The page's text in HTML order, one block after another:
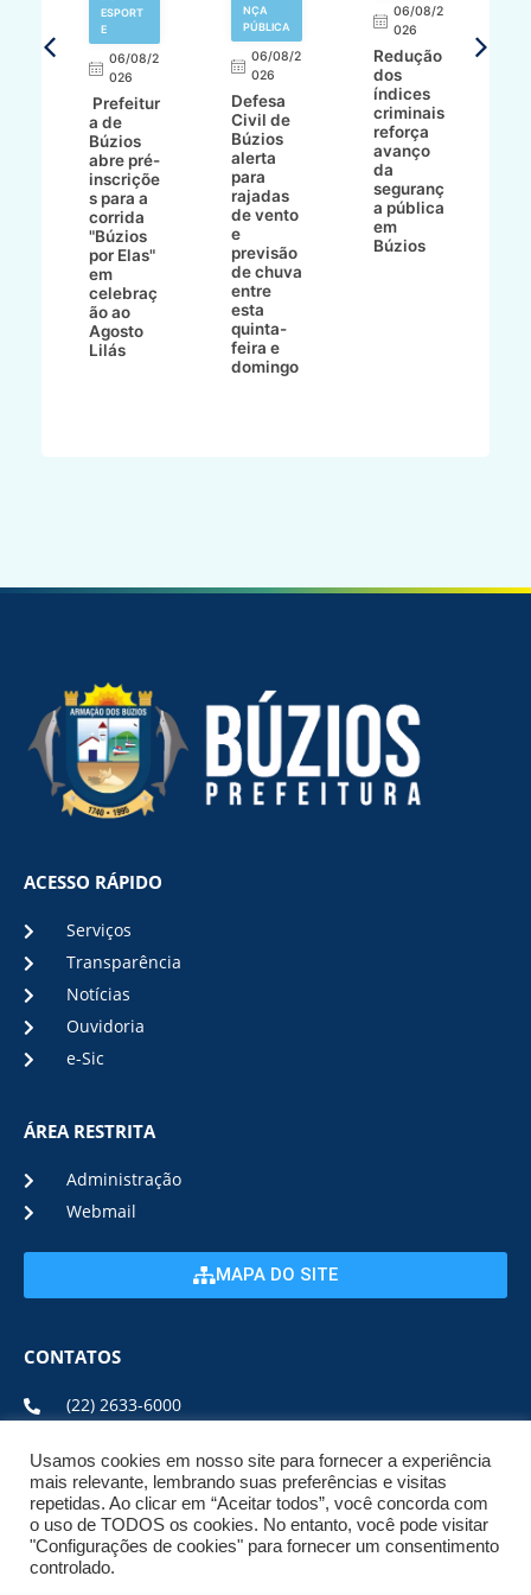
ESPORT
E
06/08/2
026
Prefeitur
a de
Búzios
abre pré-
inscriçõe
s para a
corrida
"Búzios
por Elas"
em
celebraç
ão ao
Agosto
Lilás
NÇA
PÚBLICA
06/08/2
026
Defesa
Civil de
Búzios
alerta
para
rajadas
de vento
e
previsão
de chuva
entre
esta
quinta-
feira e
domingo
06/08/2
026
Redução
dos
índices
criminais
reforça
avanço
da
seguranç
a pública
em
Búzios
ACESSO RÁPIDO
Serviços
Transparência
Notícias
Ouvidoria
e-Sic
ÁREA RESTRITA
Administração
Webmail
MAPA DO SITE
CONTATOS
(22) 2633-6000
ENDEREÇO E HORÁRIO
ESTRADA DA USINA, Nº 600 CENTRO, CEP: 28950-000
DE SEGUNDA A SEXTA DE 08:00 ÀS 17:00
Usamos cookies em nosso site para fornecer a experiência
mais relevante, lembrando suas preferências e visitas
repetidas. Ao clicar em “Aceitar todos”, você concorda com
o uso de TODOS os cookies. No entanto, você pode visitar
"Configurações de cookies" para fornecer um consentimento
controlado.